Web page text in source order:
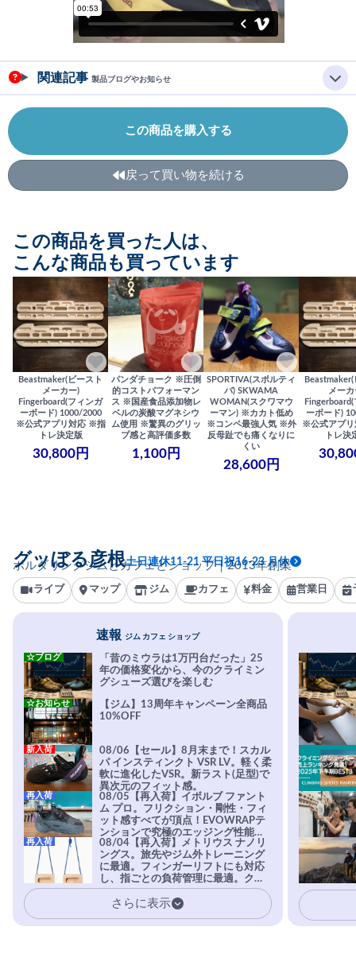
関連記事 製品ブログやお知らせ
この商品を購入する
戻って買い物を続ける
この商品を買った人は、
こんな商品も買っています
Beastmaker(ビースト
メーカー)
Fingerboard(フィンガ
ーボード) 1000/2000
※公式アプリ対応 ※指
トレ決定版
30,800円
パンダチョーク ※圧倒
的コストパフォーマン
ス ※国産食品添加物レ
ベルの炭酸マグネシウ
ム使用 ※驚異のグリッ
プ感と高評価多数
1,100円
SPORTIVA(スポルティ
バ) SKWAMA
WOMAN(スクワマウ
ーマン) ※カカト低め
※コンペ最強人気 ※外
反母趾でも痛くなりに
くい
28,600円
メーカ
ーボード)
※公式アプ
トレ決
ボルダリングジムとカフェとショップ｜2013年創業
グッぼる彦根土日連休11-21 平日祝16-23 月休
ライブ マップ ジム カフェ 料金 営業日
速報 ジム カフェ ショップ
「昔のミウラは1万円台だった」25
年の価格変化から、今のクライミン
グシューズ選びを楽しむ
☆ブログ
【ジム】13周年キャンペーン全商品
10%OFF
☆お知らせ
08/06【セール】8月末まで！スカル
パ インスティンクト VSR LV。軽く柔
軟に進化したVSR。新ラスト(足型)で
異次元のフィット感。
新入荷
08/05【再入荷】イボルブ ファント
ム プロ。フリクション・剛性・フィ
ット感すべてが頂点！EVOWRAPテ
ンションで究極のエッジング性能を
実現。進化系ラバーEvo-74はTRAX
を凌駕する粘着力で極小ホールドに
安心感。
再入荷
08/04【再入荷】メトリウス ナノリ
ングス。旅先やジム外トレーニング
に最適。フィンガーリフトにも対応
し、指ごとの負荷管理に最適。クラ
イマーの指を本気で鍛えるギア。
再入荷
さらに表示